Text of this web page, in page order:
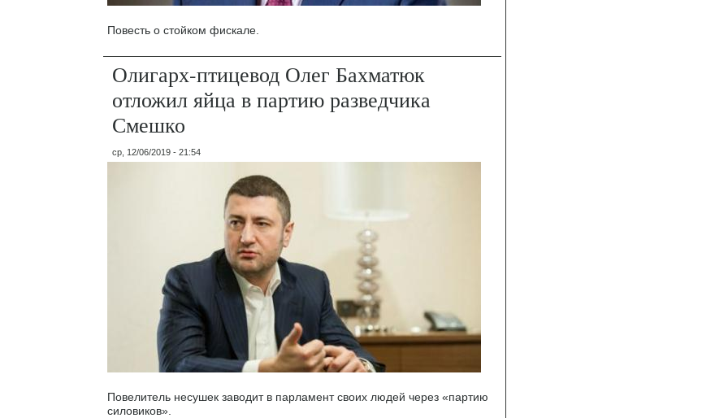
Повесть о стойком фискале.
Олигарх-птицевод Олег Бахматюк
отложил яйца в партию разведчика
Смешко
ср, 12/06/2019 - 21:54
Повелитель несушек заводит в парламент своих людей через «партию
силовиков».